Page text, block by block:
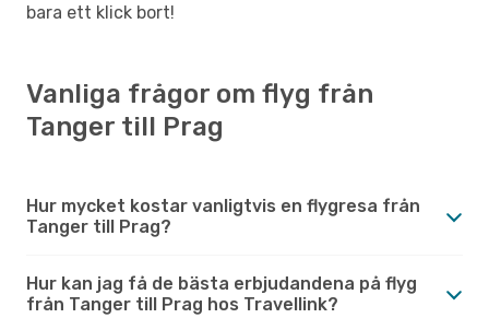
bara ett klick bort!
Vanliga frågor om flyg från
Tanger till Prag
Hur mycket kostar vanligtvis en flygresa från
Tanger till Prag?
Hur kan jag få de bästa erbjudandena på flyg
från Tanger till Prag hos Travellink?